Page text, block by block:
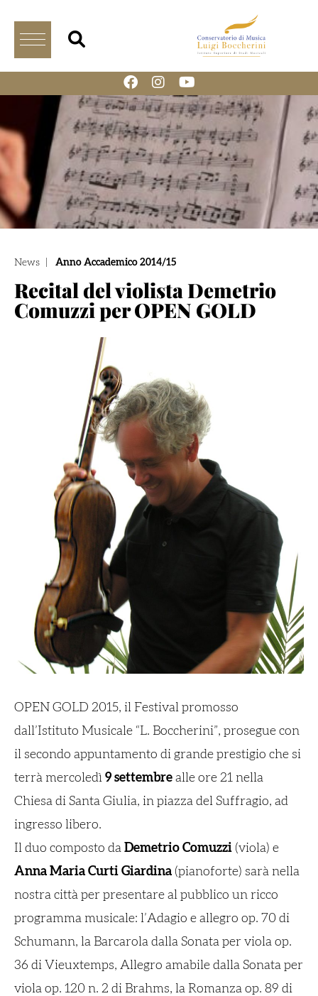
News Anno Accademico 2014/15
Recital del violista Demetrio
Comuzzi per OPEN GOLD
OPEN GOLD 2015, il Festival promosso
dall’Istituto Musicale “L. Boccherini”, prosegue con
il secondo appuntamento di grande prestigio che si
terrà mercoledì 9 settembre alle ore 21 nella
Chiesa di Santa Giulia, in piazza del Suffragio, ad
ingresso libero.
Il duo composto da Demetrio Comuzzi (viola) e
Anna Maria Curti Giardina (pianoforte) sarà nella
nostra città per presentare al pubblico un ricco
programma musicale: l’Adagio e allegro op. 70 di
Schumann, la Barcarola dalla Sonata per viola op.
36 di Vieuxtemps, Allegro amabile dalla Sonata per
viola op. 120 n. 2 di Brahms, la Romanza op. 89 di